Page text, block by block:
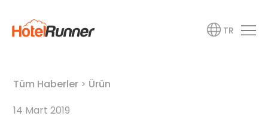
TR
Tüm Haberler > Ürün
14 Mart 2019